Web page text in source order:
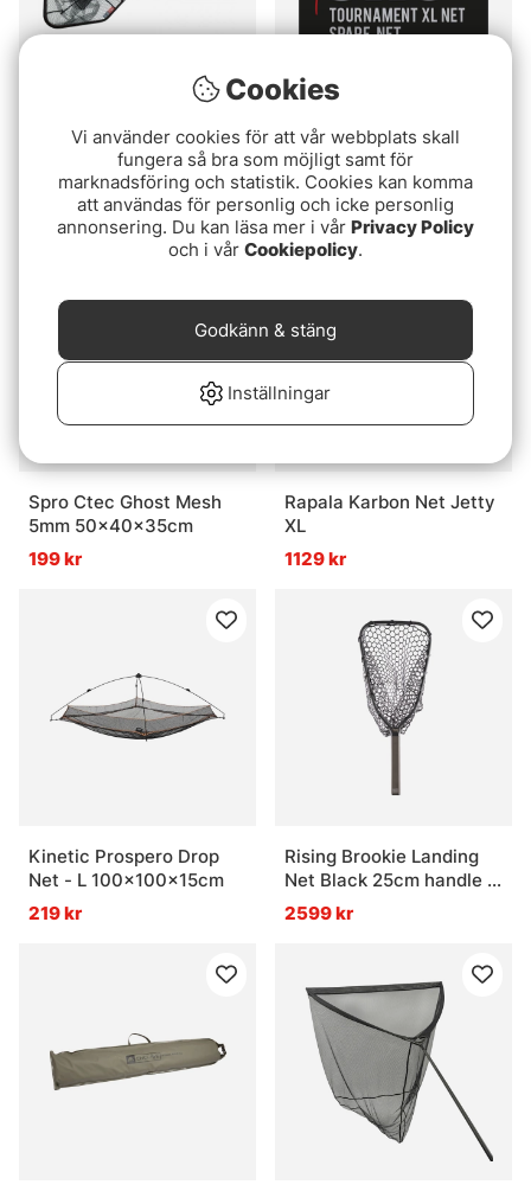
Fox Rage Speedflow II XS
Foldable Medium Net
929 kr
CWC Tournament XL
100cm, D40 Spare Net
499 kr
Spro Ctec Ghost Mesh
5mm 50x40x35cm
199 kr
Rapala Karbon Net Jetty
XL
1129 kr
Kinetic Prospero Drop
Net - L 100x100x15cm
219 kr
Rising Brookie Landing
Net Black 25cm handle -
Stealth
2599 kr
Cookies
Vi använder cookies för att vår webbplats skall
fungera så bra som möjligt samt för
marknadsföring och statistik. Cookies kan komma
att användas för personlig och icke personlig
annonsering. Du kan läsa mer i vår Privacy Policy
och i vår Cookiepolicy.
Inställningar
Godkänn & stäng